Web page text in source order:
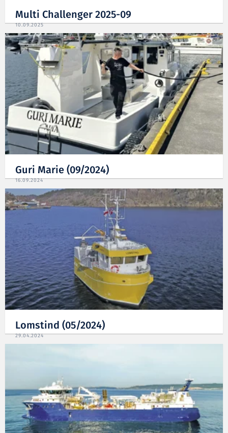
Multi Challenger 2025-09
10.09.2025
Guri Marie (09/2024)
16.09.2024
Lomstind (05/2024)
29.04.2024